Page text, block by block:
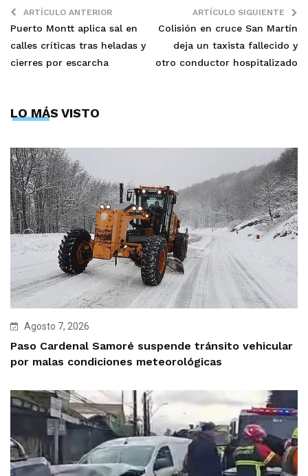
ARTÍCULO ANTERIOR
Puerto Montt aplica sal en
calles críticas tras heladas y
cierres por escarcha
ARTÍCULO SIGUIENTE
Colisión en cruce San Martín
deja un taxista fallecido y
otro conductor hospitalizado
LO MÁS VISTO
Agosto 7, 2026
Paso Cardenal Samoré suspende tránsito vehicular
por malas condiciones meteorológicas